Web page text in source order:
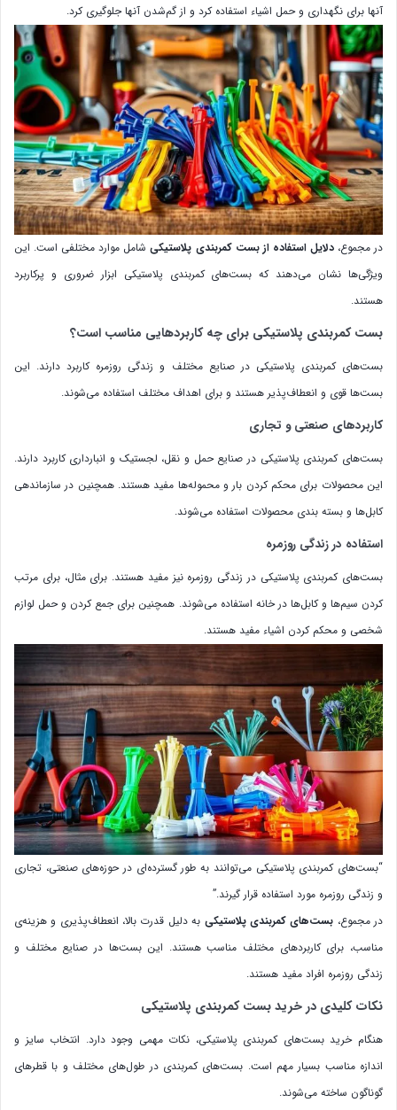
آنها برای نگهداری و حمل اشیاء استفاده کرد و از گم‌شدن آنها جلوگیری کرد.
در مجموع،دلایل استفاده از بست کمربندی پلاستیکیشامل موارد مختلفی است. این
ویژگی‌ها نشان می‌دهند که بست‌های کمربندی پلاستیکی ابزار ضروری و پرکاربرد
هستند.
بست کمربندی پلاستیکی برای چه کاربردهایی مناسب است؟
بست‌های کمربندی پلاستیکی در صنایع مختلف و زندگی روزمره کاربرد دارند. این
بست‌ها قوی و انعطاف‌پذیر هستند و برای اهداف مختلف استفاده می‌شوند.
کاربردهای صنعتی و تجاری
بست‌های کمربندی پلاستیکی در صنایع حمل و نقل، لجستیک و انبارداری کاربرد دارند.
این محصولات برای محکم کردن بار و محموله‌ها مفید هستند. همچنین در سازماندهی
کابل‌ها و بسته بندی محصولات استفاده می‌شوند.
استفاده در زندگی روزمره
بست‌های کمربندی پلاستیکی در زندگی روزمره نیز مفید هستند. برای مثال، برای مرتب
کردن سیم‌ها و کابل‌ها در خانه استفاده می‌شوند. همچنین برای جمع کردن و حمل لوازم
شخصی و محکم کردن اشیاء مفید هستند.
“بست‌های کمربندی پلاستیکی می‌توانند به طور گسترده‌ای در حوزه‌های صنعتی، تجاری
و زندگی روزمره مورد استفاده قرار گیرند.”
در مجموع، بست‌های کمربندی پلاستیکی به دلیل قدرت بالا، انعطاف‌پذیری و هزینه‌ی
مناسب، برای کاربردهای مختلف مناسب هستند. این بست‌ها در صنایع مختلف و
زندگی روزمره افراد مفید هستند.
نکات کلیدی در خرید بست کمربندی پلاستیکی
هنگام خرید بست‌های کمربندی پلاستیکی، نکات مهمی وجود دارد. انتخاب سایز و
اندازه مناسب بسیار مهم است. بست‌های کمربندی در طول‌های مختلف و با قطرهای
گوناگون ساخته می‌شوند.